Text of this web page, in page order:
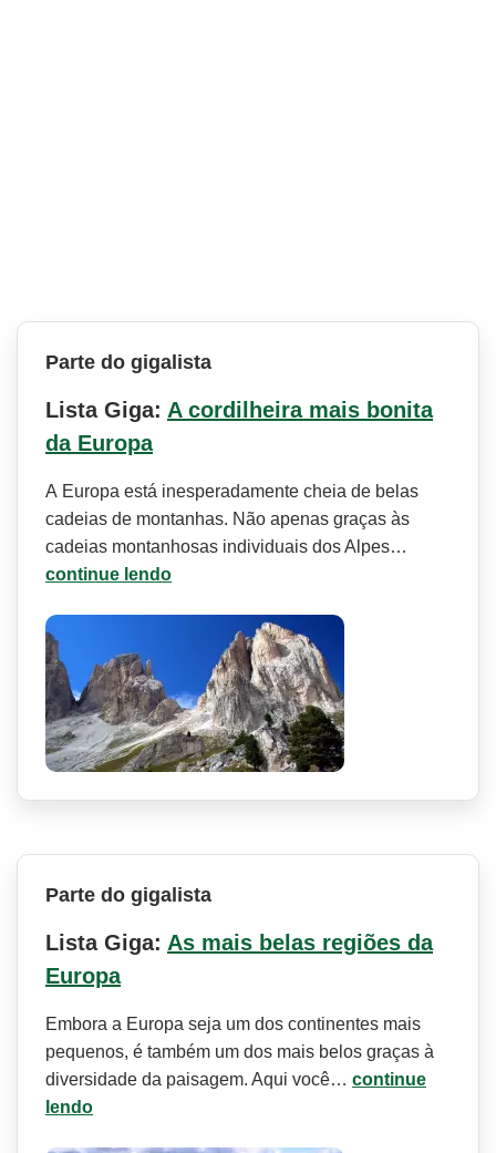
Parte do gigalista
Lista Giga: A cordilheira mais bonita
da Europa
A Europa está inesperadamente cheia de belas
cadeias de montanhas. Não apenas graças às
cadeias montanhosas individuais dos Alpes…
continue lendo
Parte do gigalista
Lista Giga: As mais belas regiões da
Europa
Embora a Europa seja um dos continentes mais
pequenos, é também um dos mais belos graças à
diversidade da paisagem. Aqui você… continue
lendo